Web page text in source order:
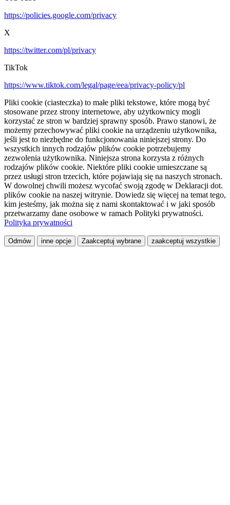
https://policies.google.com/privacy
X
https://twitter.com/pl/privacy
TikTok
https://www.tiktok.com/legal/page/eea/privacy-policy/pl
Pliki cookie (ciasteczka) to małe pliki tekstowe, które mogą być
stosowane przez strony internetowe, aby użytkownicy mogli
korzystać ze stron w bardziej sprawny sposób. Prawo stanowi, że
możemy przechowywać pliki cookie na urządzeniu użytkownika,
jeśli jest to niezbędne do funkcjonowania niniejszej strony. Do
wszystkich innych rodzajów plików cookie potrzebujemy
zezwolenia użytkownika. Niniejsza strona korzysta z różnych
rodzajów plików cookie. Niektóre pliki cookie umieszczane są
przez usługi stron trzecich, które pojawiają się na naszych stronach.
W dowolnej chwili możesz wycofać swoją zgodę w Deklaracji dot.
plików cookie na naszej witrynie. Dowiedz się więcej na temat tego,
kim jesteśmy, jak można się z nami skontaktować i w jaki sposób
przetwarzamy dane osobowe w ramach Polityki prywatności.
Polityka prywatności
Odmów inne opcje Zaakceptuj wybrane zaakceptuj wszystkie